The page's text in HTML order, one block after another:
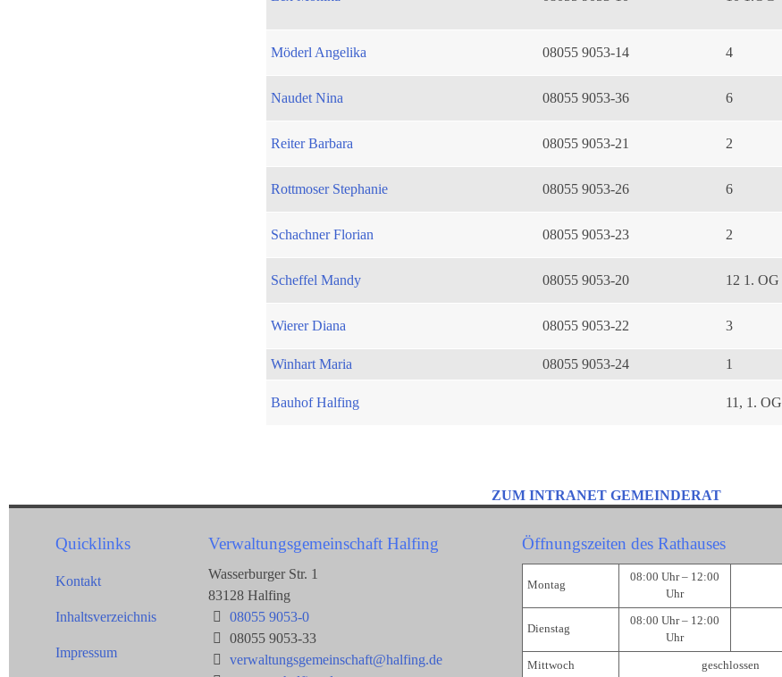
Möderl Angelika 08055 9053-14 4
Naudet Nina 08055 9053-36 6
Reiter Barbara 08055 9053-21 2
Rottmoser Stephanie 08055 9053-26 6
Schachner Florian 08055 9053-23 2
Scheffel Mandy 08055 9053-20 12 1. OG
Wierer Diana 08055 9053-22 3
Winhart Maria
08055 9053-24 1
Bauhof Halfing 11, 1. OG
ZUM INTRANET GEMEINDERAT
Quicklinks
Kontakt
Inhaltsverzeichnis
Impressum
Verwaltungsgemeinschaft Halfing
Wasserburger Str. 1
83128 Halfing
08055 9053-0
08055 9053-33
verwaltungsgemeinschaft@halfing.de
Öffnungszeiten des Rathauses
Montag
08:00 Uhr – 12:00
Uhr
Dienstag
08:00 Uhr – 12:00
Uhr
Mittwoch geschlossen